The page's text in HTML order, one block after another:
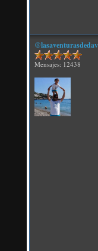
Mensajes: 12438